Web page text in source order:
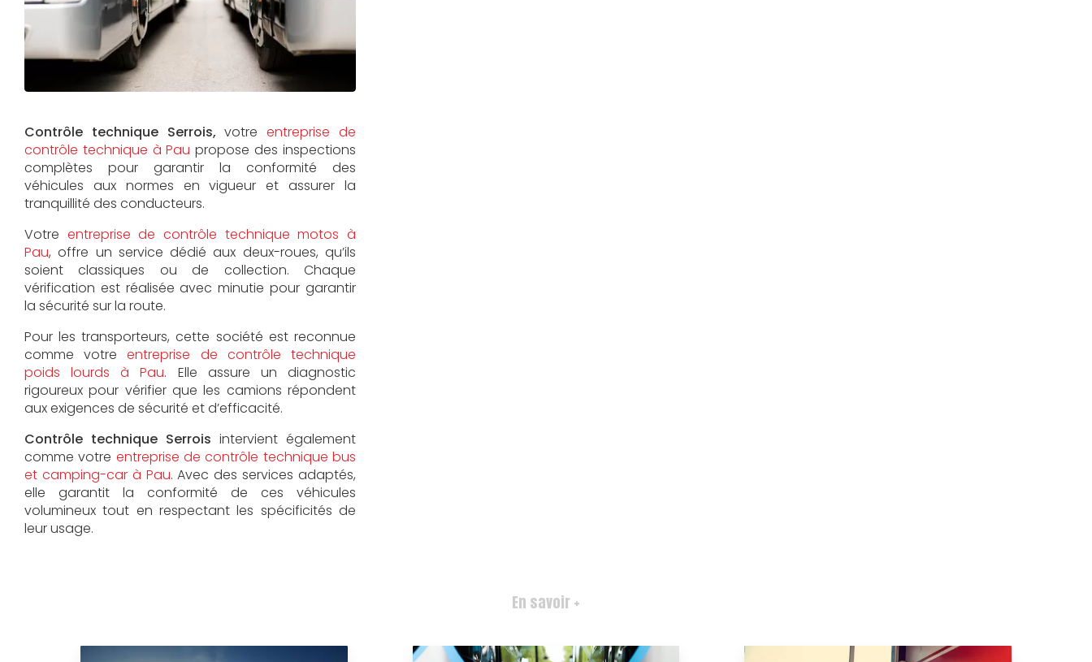
Contrôle technique Serrois, votreentreprise de
contrôle technique à Pau propose des inspections
complètes pour garantir la conformité des
véhicules aux normes en vigueur et assurer la
tranquillité des conducteurs.
Votre entreprise de contrôle technique motos à
Pau, offre un service dédié aux deux-roues, qu’ils
soient classiques ou de collection. Chaque
vérification est réalisée avec minutie pour garantir
la sécurité sur la route.
Pour les transporteurs, cette société est reconnue
comme votreentreprise de contrôle technique
poids lourds à Pau. Elle assure un diagnostic
rigoureux pour vérifier que les camions répondent
aux exigences de sécurité et d’efficacité.
Contrôle technique Serrois intervient également
comme votre entreprise de contrôle technique bus
et camping-car à Pau. Avec des services adaptés,
elle garantit la conformité de ces véhicules
volumineux tout en respectant les spécificités de
leur usage.
En savoir +